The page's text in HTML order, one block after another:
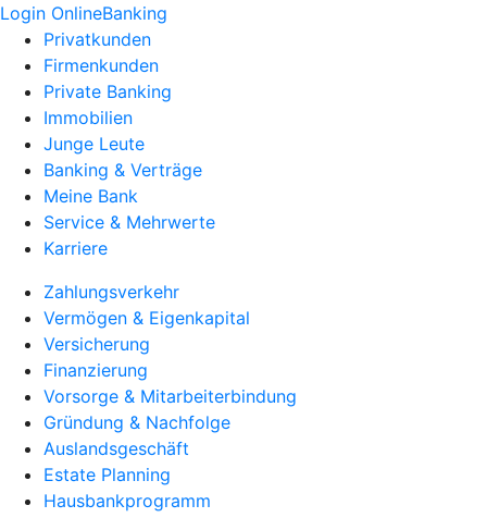
Login OnlineBanking
Privatkunden
Firmenkunden
Private Banking
Immobilien
Junge Leute
Banking & Verträge
Meine Bank
Service & Mehrwerte
Karriere
Zahlungsverkehr
Vermögen & Eigenkapital
Versicherung
Finanzierung
Vorsorge & Mitarbeiterbindung
Gründung & Nachfolge
Auslandsgeschäft
Estate Planning
Hausbankprogramm